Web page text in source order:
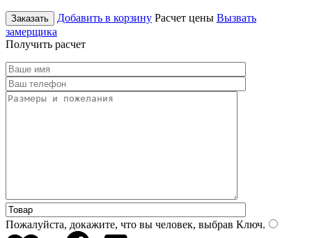
Заказать Добавить в корзину Расчет цены Вызвать
замерщика
Получить расчет
Пожалуйста, докажите, что вы человек, выбрав Ключ.